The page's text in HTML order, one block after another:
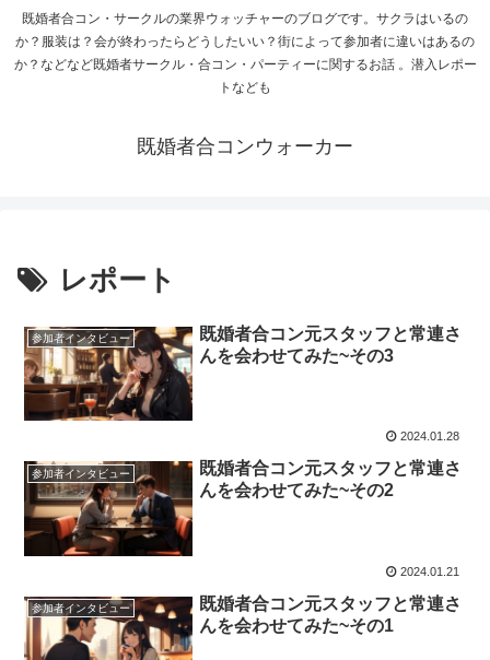
既婚者合コン・サークルの業界ウォッチャーのブログです。サクラはいるの
か？服装は？会が終わったらどうしたいい？街によって参加者に違いはあるの
か？などなど既婚者サークル・合コン・パーティーに関するお話 。潜入レポー
トなども
既婚者合コンウォーカー
レポート
参加者インタビュー
既婚者合コン元スタッフと常連さ
んを会わせてみた~その3
2024.01.28
参加者インタビュー
既婚者合コン元スタッフと常連さ
んを会わせてみた~その2
2024.01.21
参加者インタビュー
既婚者合コン元スタッフと常連さ
んを会わせてみた~その1